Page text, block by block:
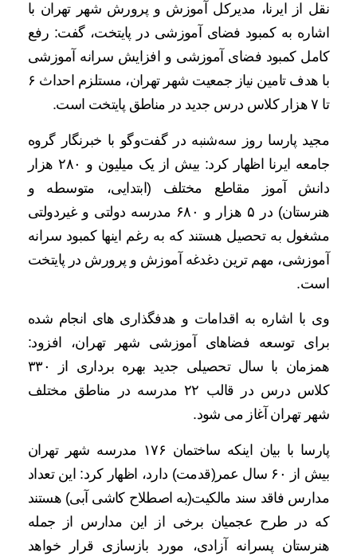
نقل از ایرنا، مدیرکل آموزش و پرورش شهر تهران با
اشاره به کمبود فضای آموزشی در پایتخت، گفت: رفع
کامل کمبود فضای آموزشی و افزایش سرانه آموزشی
با هدف تامین نیاز جمعیت شهر تهران، مستلزم احداث ۶
تا ۷ هزار کلاس درس جدید در مناطق پایتخت است.
مجید پارسا روز سه‌شنبه در گفت‌وگو با خبرنگار گروه
جامعه ایرنا اظهار کرد: بیش از یک میلیون و ۲۸۰ هزار
دانش آموز مقاطع مختلف (ابتدایی، متوسطه و
هنرستان) در ۵ هزار و ۶۸۰ مدرسه دولتی و غیردولتی
مشغول به تحصیل هستند که به رغم اینها کمبود سرانه
آموزشی، مهم ترین دغدغه‌ آموزش و پرورش در پایتخت
است.
وی با اشاره به اقدامات و هدفگذاری های انجام شده
برای توسعه فضاهای آموزشی شهر تهران، افزود:
همزمان با سال تحصیلی جدید بهره برداری از ۳۳۰
کلاس درس در قالب ۲۲ مدرسه در مناطق مختلف
شهر تهران آغاز می شود.
پارسا با بیان اینکه ساختمان ۱۷۶ مدرسه شهر تهران
بیش از ۶۰ سال عمر(قدمت) دارد، اظهار کرد: این تعداد
مدارس فاقد سند مالکیت(به اصطلاح کاشی آبی) هستند
که در طرح عجمیان برخی از این مدارس از جمله
هنرستان پسرانه آزادی، مورد بازسازی قرار خواهد